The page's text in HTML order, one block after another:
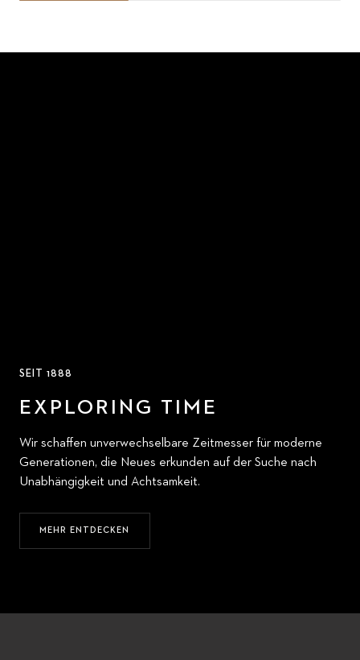
SEIT 1888
EXPLORING TIME
Wir schaffen unverwechselbare Zeitmesser für moderne
Generationen, die Neues erkunden auf der Suche nach
Unabhängigkeit und Achtsamkeit.
MEHR ENTDECKEN